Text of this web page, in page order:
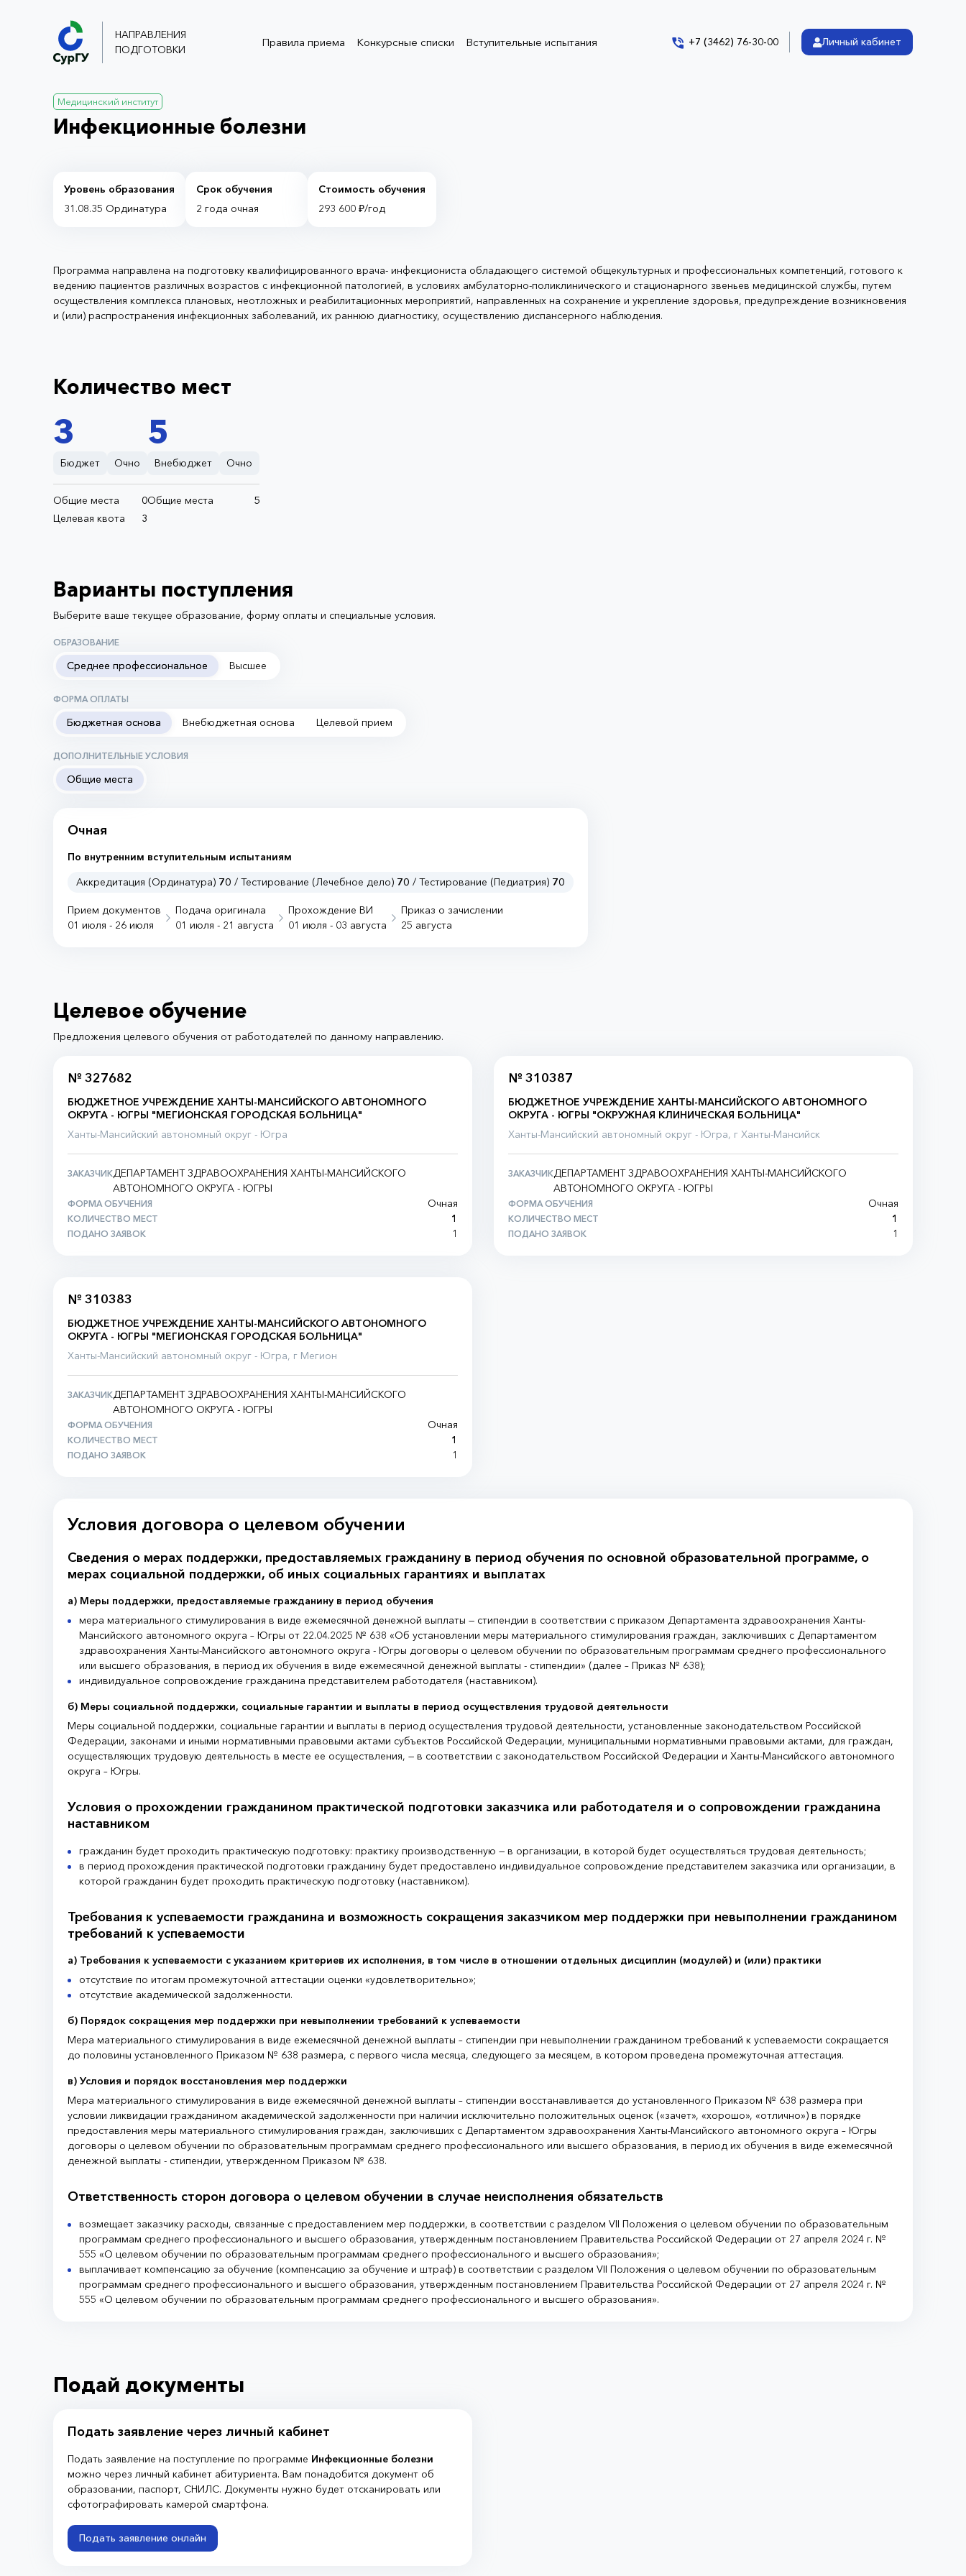
НАПРАВЛЕНИЯ
ПОДГОТОВКИ
Правила приема Конкурсные списки Вступительные испытания +7 (3462) 76-30-00 Личный кабинет
Медицинский институт
Инфекционные болезни
Уровень образования
31.08.35 Ординатура
Срок обучения
2 года очная
Стоимость обучения
293 600 ₽/год
Программа направлена на подготовку квалифицированного врача- инфекциониста обладающего системой общекультурных и профессиональных компетенций, готового к
ведению пациентов различных возрастов с инфекционной патологией, в условиях амбулаторно-поликлинического и стационарного звеньев медицинской службы, путем
осуществления комплекса плановых, неотложных и реабилитационных мероприятий, направленных на сохранение и укрепление здоровья, предупреждение возникновения
и (или) распространения инфекционных заболеваний, их раннюю диагностику, осуществлению диспансерного наблюдения.
Количество мест
3
Бюджет Очно
Общие места
0
Целевая квота
3
5
Внебюджет Очно
Общие места 5
Варианты поступления
Выберите ваше текущее образование, форму оплаты и специальные условия.
ОБРАЗОВАНИЕ
Среднее профессиональное Высшее
ФОРМА ОПЛАТЫ
Бюджетная основа Внебюджетная основа Целевой прием
ДОПОЛНИТЕЛЬНЫЕ УСЛОВИЯ
Общие места
Очная
По внутренним вступительным испытаниям
Аккредитация (Ординатура) 70 / Тестирование (Лечебное дело) 70 / Тестирование (Педиатрия) 70
Прием документов
01 июля - 26 июля
Подача оригинала
01 июля - 21 августа
Прохождение ВИ
01 июля - 03 августа
Приказ о зачислении
25 августа
Целевое обучение
Предложения целевого обучения от работодателей по данному направлению.
№ 327682
БЮДЖЕТНОЕ УЧРЕЖДЕНИЕ ХАНТЫ-МАНСИЙСКОГО АВТОНОМНОГО
ОКРУГА - ЮГРЫ "МЕГИОНСКАЯ ГОРОДСКАЯ БОЛЬНИЦА"
Ханты-Мансийский автономный округ - Югра
ЗАКАЗЧИКДЕПАРТАМЕНТ ЗДРАВООХРАНЕНИЯ ХАНТЫ-МАНСИЙСКОГО
АВТОНОМНОГО ОКРУГА - ЮГРЫ
ФОРМА ОБУЧЕНИЯ Очная
КОЛИЧЕСТВО МЕСТ 1
ПОДАНО ЗАЯВОК 1
№ 310387
БЮДЖЕТНОЕ УЧРЕЖДЕНИЕ ХАНТЫ-МАНСИЙСКОГО АВТОНОМНОГО
ОКРУГА - ЮГРЫ "ОКРУЖНАЯ КЛИНИЧЕСКАЯ БОЛЬНИЦА"
Ханты-Мансийский автономный округ - Югра, г Ханты-Мансийск
ЗАКАЗЧИКДЕПАРТАМЕНТ ЗДРАВООХРАНЕНИЯ ХАНТЫ-МАНСИЙСКОГО
АВТОНОМНОГО ОКРУГА - ЮГРЫ
ФОРМА ОБУЧЕНИЯ Очная
КОЛИЧЕСТВО МЕСТ 1
ПОДАНО ЗАЯВОК 1
№ 310383
БЮДЖЕТНОЕ УЧРЕЖДЕНИЕ ХАНТЫ-МАНСИЙСКОГО АВТОНОМНОГО
ОКРУГА - ЮГРЫ "МЕГИОНСКАЯ ГОРОДСКАЯ БОЛЬНИЦА"
Ханты-Мансийский автономный округ - Югра, г Мегион
ЗАКАЗЧИКДЕПАРТАМЕНТ ЗДРАВООХРАНЕНИЯ ХАНТЫ-МАНСИЙСКОГО
АВТОНОМНОГО ОКРУГА - ЮГРЫ
ФОРМА ОБУЧЕНИЯ Очная
КОЛИЧЕСТВО МЕСТ 1
ПОДАНО ЗАЯВОК 1
Условия договора о целевом обучении
Сведения о мерах поддержки, предоставляемых гражданину в период обучения по основной образовательной программе, о
мерах социальной поддержки, об иных социальных гарантиях и выплатах
а) Меры поддержки, предоставляемые гражданину в период обучения
мера материального стимулирования в виде ежемесячной денежной выплаты — стипендии в соответствии с приказом Департамента здравоохранения Ханты-
Мансийского автономного округа – Югры от 22.04.2025 № 638 «Об установлении меры материального стимулирования граждан, заключивших с Департаментом
здравоохранения Ханты-Мансийского автономного округа - Югры договоры о целевом обучении по образовательным программам среднего профессионального
или высшего образования, в период их обучения в виде ежемесячной денежной выплаты - стипендии» (далее – Приказ № 638);
индивидуальное сопровождение гражданина представителем работодателя (наставником).
б) Меры социальной поддержки, социальные гарантии и выплаты в период осуществления трудовой деятельности
Меры социальной поддержки, социальные гарантии и выплаты в период осуществления трудовой деятельности, установленные законодательством Российской
Федерации, законами и иными нормативными правовыми актами субъектов Российской Федерации, муниципальными нормативными правовыми актами, для граждан,
осуществляющих трудовую деятельность в месте ее осуществления, — в соответствии с законодательством Российской Федерации и Ханты-Мансийского автономного
округа – Югры.
Условия о прохождении гражданином практической подготовки заказчика или работодателя и о сопровождении гражданина
наставником
гражданин будет проходить практическую подготовку: практику производственную — в организации, в которой будет осуществляться трудовая деятельность;
в период прохождения практической подготовки гражданину будет предоставлено индивидуальное сопровождение представителем заказчика или организации, в
которой гражданин будет проходить практическую подготовку (наставником).
Требования к успеваемости гражданина и возможность сокращения заказчиком мер поддержки при невыполнении гражданином
требований к успеваемости
а) Требования к успеваемости с указанием критериев их исполнения, в том числе в отношении отдельных дисциплин (модулей) и (или) практики
отсутствие по итогам промежуточной аттестации оценки «удовлетворительно»;
отсутствие академической задолженности.
б) Порядок сокращения мер поддержки при невыполнении требований к успеваемости
Мера материального стимулирования в виде ежемесячной денежной выплаты – стипендии при невыполнении гражданином требований к успеваемости сокращается
до половины установленного Приказом № 638 размера, с первого числа месяца, следующего за месяцем, в котором проведена промежуточная аттестация.
в) Условия и порядок восстановления мер поддержки
Мера материального стимулирования в виде ежемесячной денежной выплаты – стипендии восстанавливается до установленного Приказом № 638 размера при
условии ликвидации гражданином академической задолженности при наличии исключительно положительных оценок («зачет», «хорошо», «отлично») в порядке
предоставления меры материального стимулирования граждан, заключивших с Департаментом здравоохранения Ханты-Мансийского автономного округа – Югры
договоры о целевом обучении по образовательным программам среднего профессионального или высшего образования, в период их обучения в виде ежемесячной
денежной выплаты - стипендии, утвержденном Приказом № 638.
Ответственность сторон договора о целевом обучении в случае неисполнения обязательств
возмещает заказчику расходы, связанные с предоставлением мер поддержки, в соответствии с разделом VII Положения о целевом обучении по образовательным
программам среднего профессионального и высшего образования, утвержденным постановлением Правительства Российской Федерации от 27 апреля 2024 г. №
555 «О целевом обучении по образовательным программам среднего профессионального и высшего образования»;
выплачивает компенсацию за обучение (компенсацию за обучение и штраф) в соответствии с разделом VII Положения о целевом обучении по образовательным
программам среднего профессионального и высшего образования, утвержденным постановлением Правительства Российской Федерации от 27 апреля 2024 г. №
555 «О целевом обучении по образовательным программам среднего профессионального и высшего образования».
Подай документы
Подать заявление через личный кабинет
Подать заявление на поступление по программе Инфекционные болезни
можно через личный кабинет абитуриента. Вам понадобится документ об
образовании, паспорт, СНИЛС. Документы нужно будет отсканировать или
сфотографировать камерой смартфона.
Подать заявление онлайн